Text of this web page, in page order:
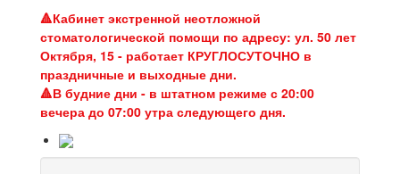
🔺Кабинет экстренной неотложной
стоматологической помощи по адресу: ул. 50 лет
Октября, 15 - работает КРУГЛОСУТОЧНО в
праздничные и выходные дни.
🔺В будние дни - в штатном режиме с 20:00
вечера до 07:00 утра следующего дня.